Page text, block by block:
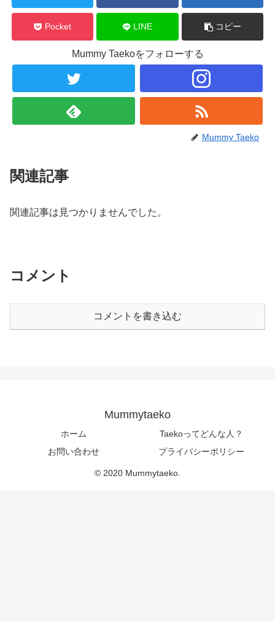
Pocket LINE コピー
Mummy Taekoをフォローする
Mummy Taeko
関連記事
関連記事は見つかりませんでした。
コメント
コメントを書き込む
Mummytaeko
ホーム
Taekoってどんな人？
お問い合わせ
プライバシーポリシー
© 2020 Mummytaeko.